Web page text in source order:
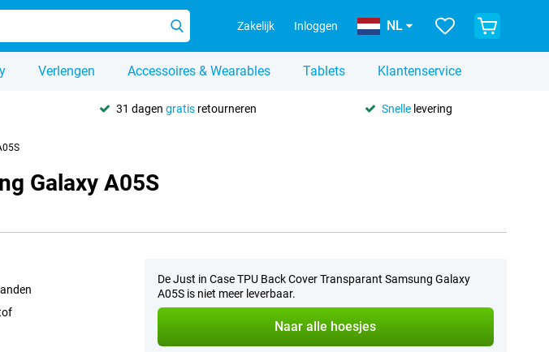
Zakelijk Inloggen NL
Verlengen Accessoires & Wearables Tablets Klantenservice
31 dagen gratisretourneren Snellelevering
Galaxy A05S
De Just in Case TPU Back Cover Transparant Samsung Galaxy
A05S is niet meer leverbaar.
Naar alle hoesjes